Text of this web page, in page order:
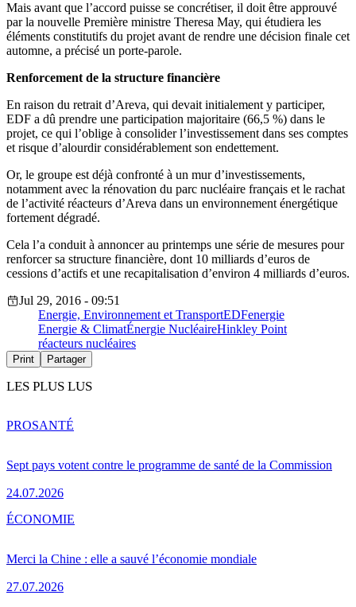
Mais avant que l’accord puisse se concrétiser, il doit être approuvé
par la nouvelle Première ministre Theresa May, qui étudiera les
éléments constitutifs du projet avant de rendre une décision finale cet
automne, a précisé un porte-parole.
Renforcement de la structure financière
En raison du retrait d’Areva, qui devait initialement y participer,
EDF a dû prendre une participation majoritaire (66,5 %) dans le
projet, ce qui l’oblige à consolider l’investissement dans ses comptes
et risque d’alourdir considérablement son endettement.
Or, le groupe est déjà confronté à un mur d’investissements,
notamment avec la rénovation du parc nucléaire français et le rachat
de l’activité réacteurs d’Areva dans un environnement énergétique
fortement dégradé.
Cela l’a conduit à annoncer au printemps une série de mesures pour
renforcer sa structure financière, dont 10 milliards d’euros de
cessions d’actifs et une recapitalisation d’environ 4 milliards d’euros.
Jul 29, 2016 - 09:51
Energie, Environnement et TransportEDFenergie
Energie & ClimatÉnergie NucléaireHinkley Point
réacteurs nucléaires
Print Partager
LES PLUS LUS
Sept pays votent contre le programme de santé de la Commission
24.07.2026
PROSANTÉ
Merci la Chine : elle a sauvé l’économie mondiale
27.07.2026
ÉCONOMIE